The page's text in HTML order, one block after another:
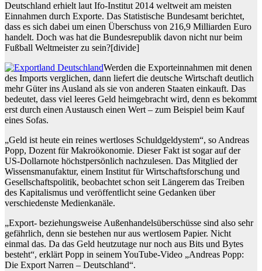
Deutschland erhielt laut Ifo-Institut 2014 weltweit am meisten
Einnahmen durch Exporte. Das Statistische Bundesamt berichtet,
dass es sich dabei um einen Überschuss von 216,9 Milliarden Euro
handelt. Doch was hat die Bundesrepublik davon nicht nur beim
Fußball Weltmeister zu sein?[divide]
Werden die Exporteinnahmen mit denen
des Imports verglichen, dann liefert die deutsche Wirtschaft deutlich
mehr Güter ins Ausland als sie von anderen Staaten einkauft. Das
bedeutet, dass viel leeres Geld heimgebracht wird, denn es bekommt
erst durch einen Austausch einen Wert – zum Beispiel beim Kauf
eines Sofas.
„Geld ist heute ein reines wertloses Schuldgeldystem“, so Andreas
Popp, Dozent für Makroökonomie. Dieser Fakt ist sogar auf der
US-Dollarnote höchstpersönlich nachzulesen. Das Mitglied der
Wissensmanufaktur, einem Institut für Wirtschaftsforschung und
Gesellschaftspolitik, beobachtet schon seit Längerem das Treiben
des Kapitalismus und veröffentlicht seine Gedanken über
verschiedenste Medienkanäle.
„Export- beziehungsweise Außenhandelsüberschüsse sind also sehr
gefährlich, denn sie bestehen nur aus wertlosem Papier. Nicht
einmal das. Da das Geld heutzutage nur noch aus Bits und Bytes
besteht“, erklärt Popp in seinem YouTube-Video „Andreas Popp:
Die Export Narren – Deutschland“.